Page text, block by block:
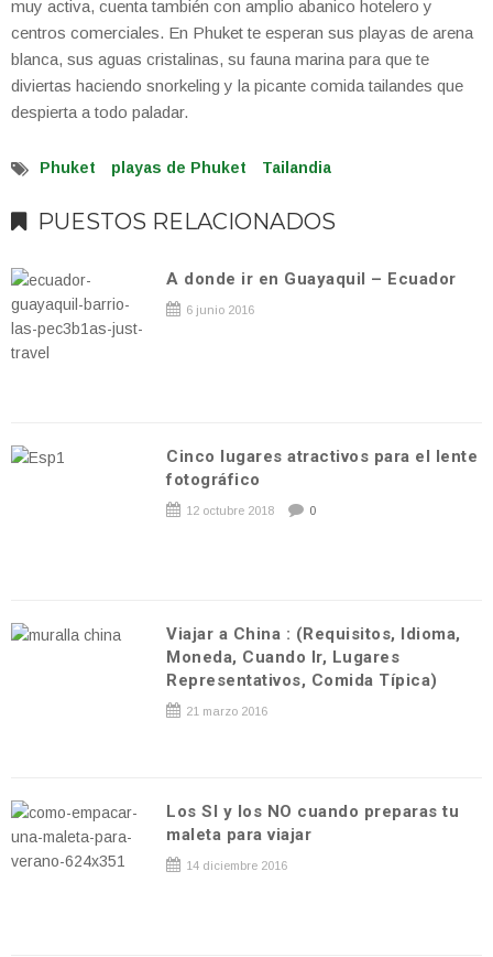
muy activa, cuenta también con amplio abanico hotelero y
centros comerciales. En Phuket te esperan sus playas de arena
blanca, sus aguas cristalinas, su fauna marina para que te
diviertas haciendo snorkeling y la picante comida tailandes que
despierta a todo paladar.
Phuket playas de Phuket Tailandia
PUESTOS RELACIONADOS
A donde ir en Guayaquil – Ecuador
6 junio 2016
Cinco lugares atractivos para el lente
fotográfico
12 octubre 2018 0
Viajar a China : (Requisitos, Idioma,
Moneda, Cuando Ir, Lugares
Representativos, Comida Típica)
21 marzo 2016
Los SI y los NO cuando preparas tu
maleta para viajar
14 diciembre 2016